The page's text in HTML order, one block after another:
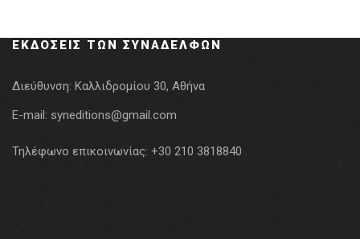
ΕΚΔΌΣΕΙΣ ΤΩΝ ΣΥΝΑΔΈΛΦΩΝ
Διεύθυνση: Καλλιδρομίου 30, Αθήνα
E-mail: syneditions@gmail.com
Τηλέφωνο επικοινωνίας: +30 210 3818840